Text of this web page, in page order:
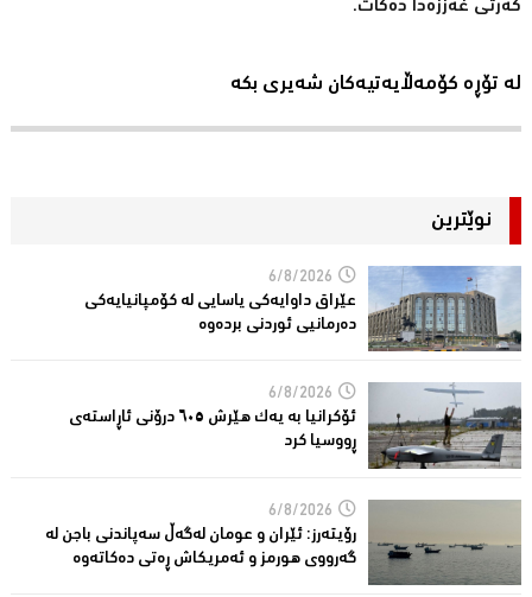
کەرتی غەززەدا دەکات.
لە تۆڕە کۆمەڵایەتیەکان شەیری بکە
نوێترین
6/8/2026
عێراق داوایەکی یاسایی لە کۆمپانیایه‌كی
دەرمانیى ئوردنی بردەوە
6/8/2026
ئۆکرانیا بە یەک هێرش ٦٠٥ درۆنی ئاڕاستەى
ڕووسیا کرد
6/8/2026
رۆیتەرز: ئێران و عومان لەگەڵ سەپاندنی باجن لە
گەرووی هورمز و ئەمریکاش ڕەتی دەکاتەوە